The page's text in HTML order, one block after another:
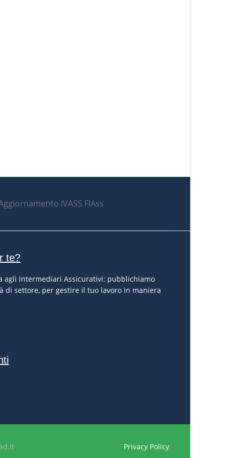
te?
agli Intermediari Assicurativi: pubblichiamo
di settore, per gestire il tuo lavoro in maniera
Privacy Policy